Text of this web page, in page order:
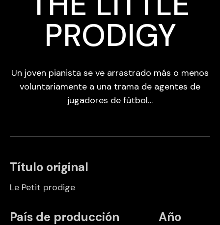
PRODIGY
Un joven pianista se ve arrastrado más o menos
voluntariamente a una trama de agentes de
jugadores de fútbol…
Título original
Le Petit prodige
País de producción Año